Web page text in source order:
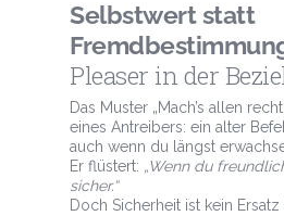
Selbstwert statt
Pleaser in der
Das Muster „Mach’s allen
eines Antreibers: ein alter
auch wenn du längst
Er flüstert: „Wenn du
sicher.“
Doch Sicherheit ist kein